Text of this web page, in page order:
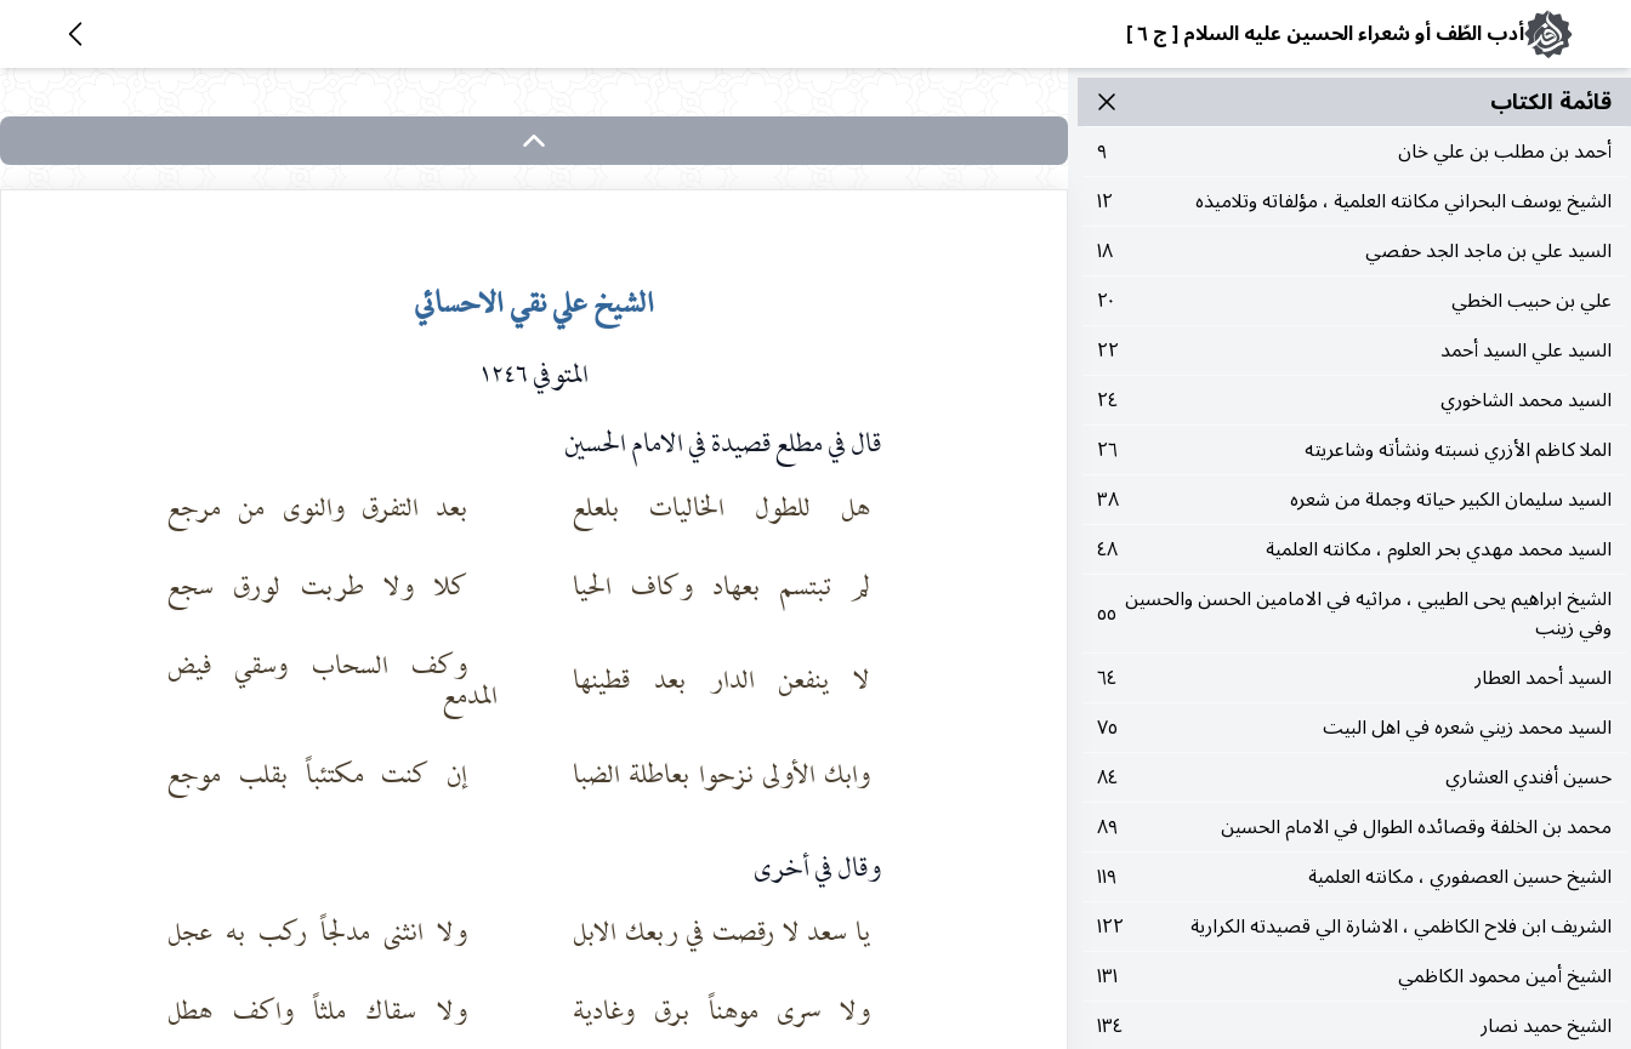
أدب الطّف أو شعراء الحسين عليه السلام [ ج ٦ ]
قائمة الکتاب
أحمد بن مطلب بن علي خان
٩
الشيخ يوسف البحراني مكانته العلمية ، مؤلفاته وتلاميذه
١٢
السيد علي بن ماجد الجد حفصي
١٨
علي بن حبيب الخطي
٢٠
السيد علي السيد أحمد
٢٢
السيد محمد الشاخوري
٢٤
الملا كاظم الأزري نسبته ونشأته وشاعريته
٢٦
السيد سليمان الكبير حياته وجملة من شعره
٣٨
السيد محمد مهدي بحر العلوم ، مكانته العلمية
٤٨
الشيخ ابراهيم يحى الطيبي ، مراثيه في الامامين الحسن والحسين
وفي زينب
٥٥
السيد أحمد العطار
٦٤
السيد محمد زيني شعره في اهل البيت
٧٥
حسين أفندي العشاري
٨٤
محمد بن الخلفة وقصائده الطوال في الامام الحسين
٨٩
الشيخ حسين العصفوري ، مكانته العلمية
١١٩
الشريف ابن فلاح الكاظمي ، الاشارة الي قصيدته الكرارية
١٢٢
الشيخ أمين محمود الكاظمي
١٣١
الشيخ حميد نصار
١٣٤
البحث
البحث
في
الشيخ علي نقي الاحسائي
المتوفي ١٢٤٦
قال في مطلع قصيدة في الامام الحسين
هل للطول الخاليات بلعلع
بعد التفرق والنوى من مرجع
لم تبتسم بعهاد وكاف الحيا
كلا ولا طربت لورق سجع
لا ينفعن الدار بعد قطينها
وكف السحاب وسقي فيضالمدمع
وابك الأولى نزحوا بعاطلة الضبا
إن كنت مكتئباً بقلب موجع
وقال في أخرى
يا سعد لا رقصت في ربعك الابل
ولا انثنى مدلجاً ركب به عجل
ولا سرى موهناً برق وغادية
ولا سقاك ملثاً واكف هطل